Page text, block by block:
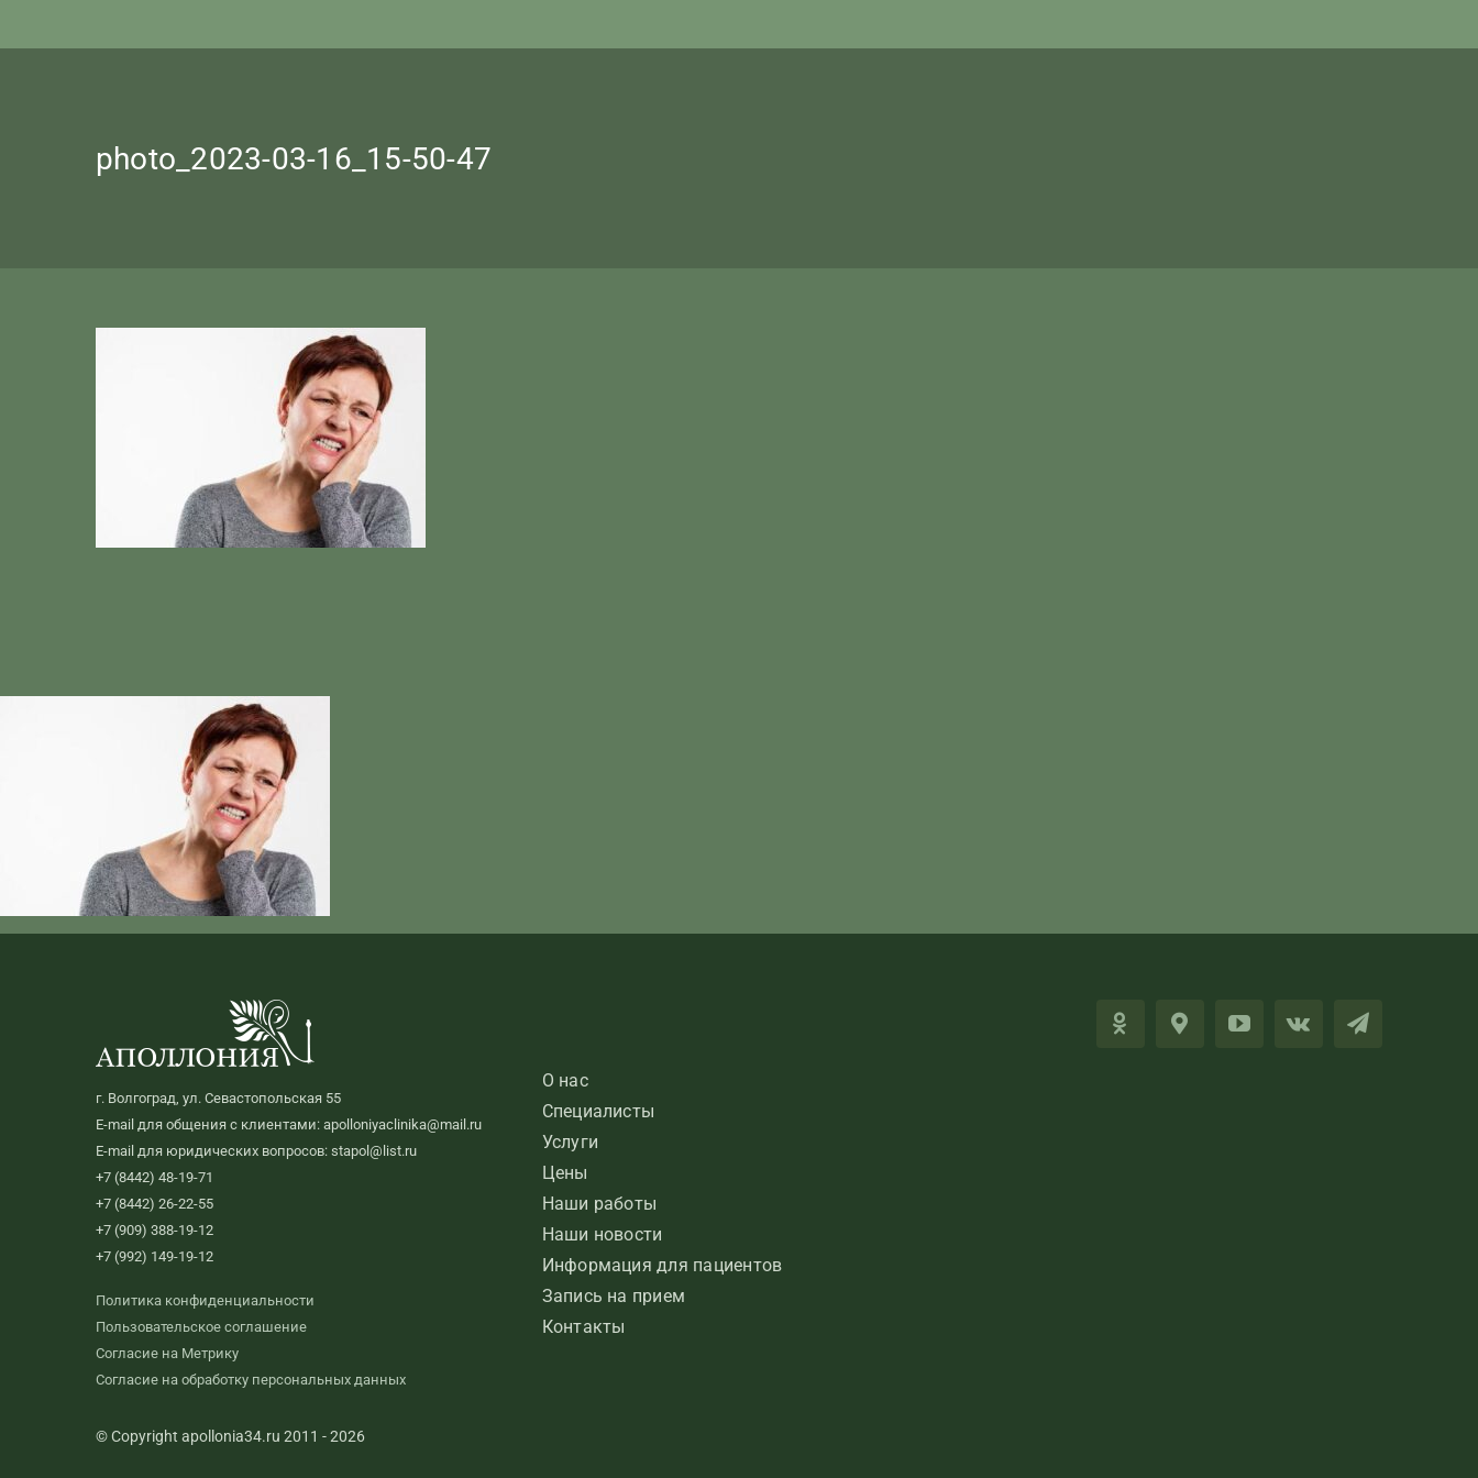
photo_2023-03-16_15-50-47
г. Волгоград, ул. Севастопольская 55
E-mail для общения с клиентами: apolloniyaclinika@mail.ru
E-mail для юридических вопросов: stapol@list.ru
+7 (8442) 48-19-71
+7 (8442) 26-22-55
+7 (909) 388-19-12
+7 (992) 149-19-12
Политика конфиденциальности
Пользовательское соглашение
Согласие на Метрику
Согласие на обработку персональных данных
© Copyright apollonia34.ru 2011 - 2026
О нас
Специалисты
Услуги
Цены
Наши работы
Наши новости
Информация для пациентов
Запись на прием
Контакты